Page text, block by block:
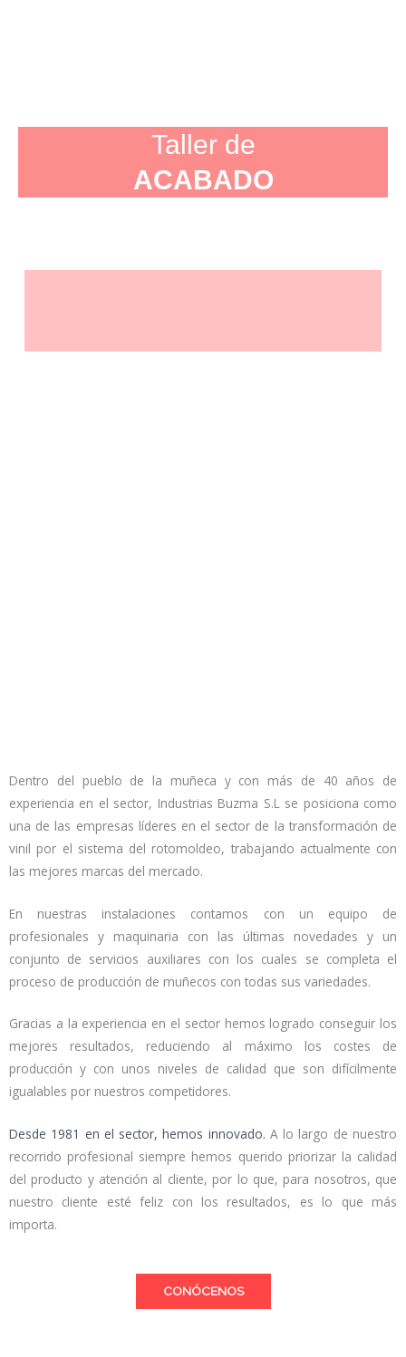
Taller de
ACABADO
Dentro del pueblo de la muñeca y con más de 40 años de
experiencia en el sector, Industrias Buzma S.L se posiciona como
una de las empresas líderes en el sector de la transformación de
vinil por el sistema del rotomoldeo, trabajando actualmente con
las mejores marcas del mercado.
En nuestras instalaciones contamos con un equipo de
profesionales y maquinaria con las últimas novedades y un
conjunto de servicios auxiliares con los cuales se completa el
proceso de producción de muñecos con todas sus variedades.
Gracias a la experiencia en el sector hemos logrado conseguir los
mejores resultados, reduciendo al máximo los costes de
producción y con unos niveles de calidad que son difícilmente
igualables por nuestros competidores.
Desde 1981 en el sector, hemos innovado. A lo largo de nuestro
recorrido profesional siempre hemos querido priorizar la calidad
del producto y atención al cliente, por lo que, para nosotros, que
nuestro cliente esté feliz con los resultados, es lo que más
importa.
CONÓCENOS